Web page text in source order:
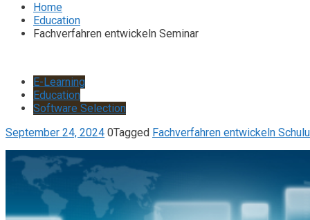
Home
Education
Fachverfahren entwickeln Seminar
E-Learning
Education
Software Selection
September 24, 2024 0Tagged Fachverfahren entwickeln